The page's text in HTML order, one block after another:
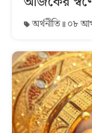
অর্থনীতি ০৮